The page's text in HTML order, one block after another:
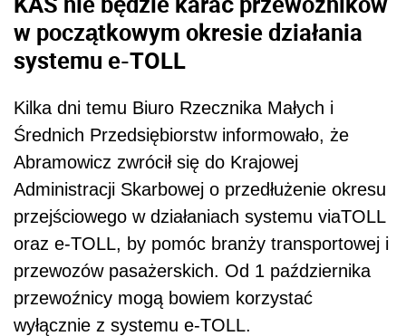
w początkowym okresie działania
systemu e-TOLL
Kilka dni temu Biuro Rzecznika Małych i
Średnich Przedsiębiorstw informowało, że
Abramowicz zwrócił się do Krajowej
Administracji Skarbowej o przedłużenie okresu
przejściowego w działaniach systemu viaTOLL
oraz e-TOLL, by pomóc branży transportowej i
przewozów pasażerskich. Od 1 października
przewoźnicy mogą bowiem korzystać
wyłącznie z systemu e-TOLL.